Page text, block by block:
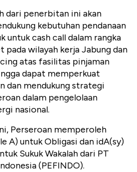
dari penerbitan ini akan
kebutuhan pendanaan
untuk cash call dalam rangka
pada wilayah kerja Jabung dan
atas fasilitas pinjaman
dapat memperkuat
dan mendukung strategi
dalam pengelolaan
nasional.
Perseroan memperoleh
A) untuk Obligasi dan idA(sy)
Sukuk Wakalah dari PT
(PEFINDO).